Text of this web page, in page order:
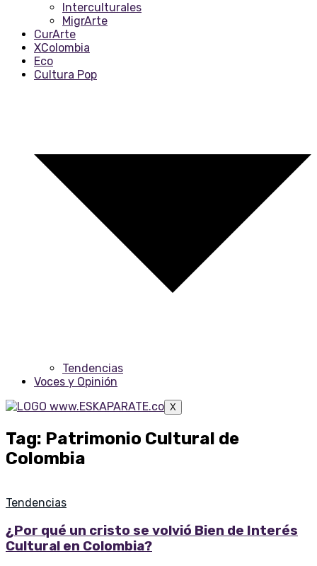
Interculturales
MigrArte
CurArte
XColombia
Eco
Cultura Pop
Tendencias
Voces y Opinión
X
Tag: Patrimonio Cultural de
Colombia
Tendencias
¿Por qué un cristo se volvió Bien de Interés
Cultural en Colombia?